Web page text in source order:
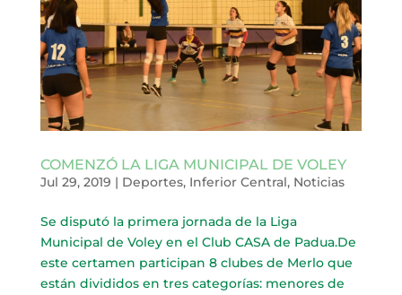
COMENZÓ LA LIGA MUNICIPAL DE VOLEY
Jul 29, 2019 | Deportes, Inferior Central, Noticias
Se disputó la primera jornada de la Liga
Municipal de Voley en el Club CASA de Padua.De
este certamen participan 8 clubes de Merlo que
están divididos en tres categorías: menores de